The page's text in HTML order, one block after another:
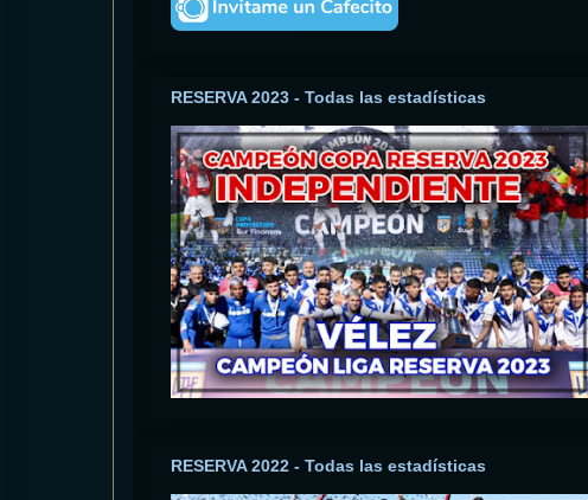
RESERVA 2023 - Todas las estadísticas
RESERVA 2022 - Todas las estadísticas